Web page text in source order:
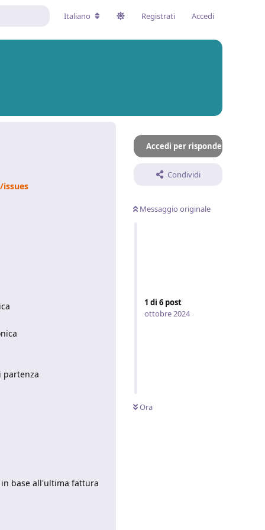
Italiano Registrati Accedi
Accedi per rispondere
Condividi
Messaggio originale
1 di 6 post
ottobre 2024
Ora
partenza
base all'ultima fattura